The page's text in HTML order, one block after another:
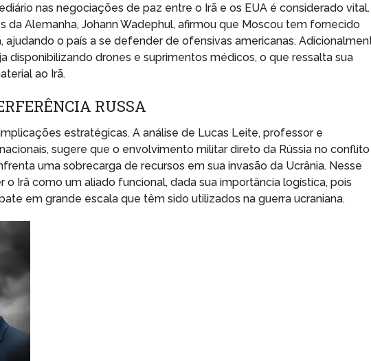
nas negociações de paz entre o Irã e os EUA é considerado vital.
da Alemanha, Johann Wadephul, afirmou que Moscou tem fornecido
o país a se defender de ofensivas americanas.
disponibilizando drones e suprimentos médicos, o que ressalta sua
ao Irã.
RUSSA
estratégicas. A análise de Lucas Leite, professor e
sugere que o envolvimento militar direto da Rússia no
uma sobrecarga de recursos em sua invasão da Ucrânia. Nesse
o Irã como um aliado funcional, dada sua importância logística, pois
em grande escala que têm sido utilizados na guerra ucraniana.